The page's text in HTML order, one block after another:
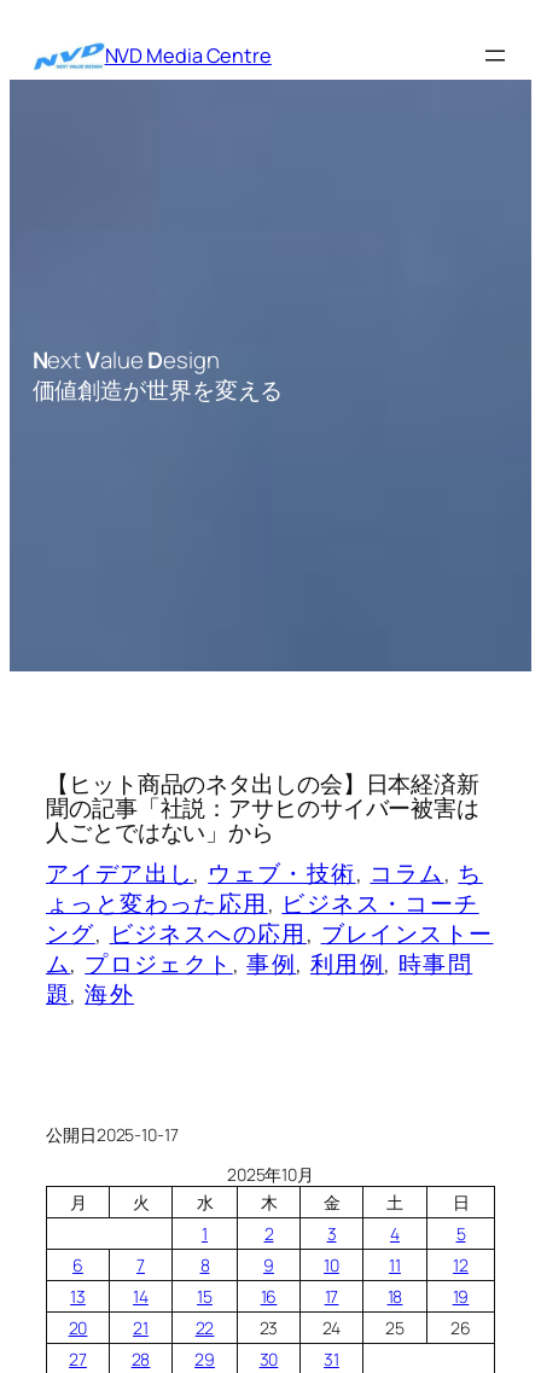
を
NVD Media Centre
NextValueDesign
価値創造が世界を変える
【ヒット商品のネタ出しの会】日本経済新
聞の記事「社説：アサヒのサイバー被害は
人ごとではない」から
アイデア出し, ウェブ・技術, コラム, ち
ょっと変わった応用, ビジネス・コーチ
ング, ビジネスへの応用, ブレインストー
ム, プロジェクト , 事例, 利用例, 時事問
題, 海外
公開日2025-10-17
2025年10月
月
火 水 木 金 土
日
1
2 3 4
5
6
7 8 9 10 11
12
13
14 15 16 17 18
19
20
21 22 23 24 25
26
27
28 29 30
31